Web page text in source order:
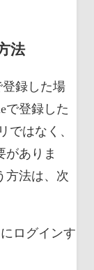
法
録した場
で登録した
ではなく、
がありま
方法は、次
ログインす